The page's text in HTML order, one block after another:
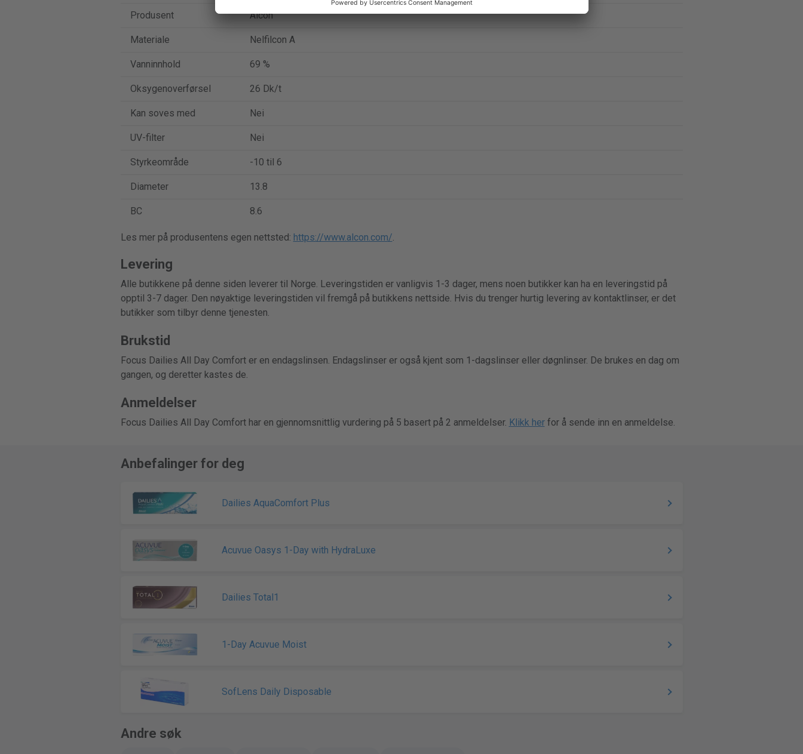
Produsent Alcon
Materiale Nelfilcon A
Vanninnhold 69 %
Oksygenoverførsel 26 Dk/t
Kan soves med Nei
UV-filter Nei
Styrkeområde -10 til 6
Diameter 13.8
BC 8.6
Les mer på produsentens egen nettsted: https://www.alcon.com/.
Levering
Alle butikkene på denne siden leverer til Norge. Leveringstiden er vanligvis 1-3 dager, mens noen butikker kan ha en leveringstid på
opptil 3-7 dager. Den nøyaktige leveringstiden vil fremgå på butikkens nettside. Hvis du trenger hurtig levering av kontaktlinser, er det
butikker som tilbyr denne tjenesten.
Brukstid
Focus Dailies All Day Comfort er en endagslinsen. Endagslinser er også kjent som 1-dagslinser eller døgnlinser. De brukes en dag om
gangen, og deretter kastes de.
Anmeldelser
Focus Dailies All Day Comfort har en gjennomsnittlig vurdering på 5 basert på 2 anmeldelser. Klikk herfor å sende inn en anmeldelse.
Anbefalinger for deg
Dailies AquaComfort Plus
Acuvue Oasys 1-Day with HydraLuxe
Dailies Total1
1-Day Acuvue Moist
SofLens Daily Disposable
Andre søk